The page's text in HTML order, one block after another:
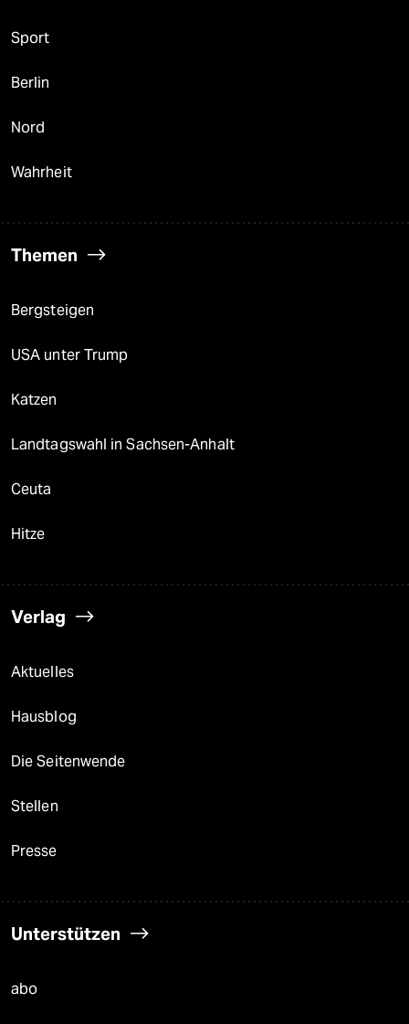
Sport
Berlin
Nord
Wahrheit
Themen
Bergsteigen
USA unter Trump
Katzen
Landtagswahl in Sachsen-Anhalt
Ceuta
Hitze
Verlag
Aktuelles
Hausblog
Die Seitenwende
Stellen
Presse
Unterstützen
abo